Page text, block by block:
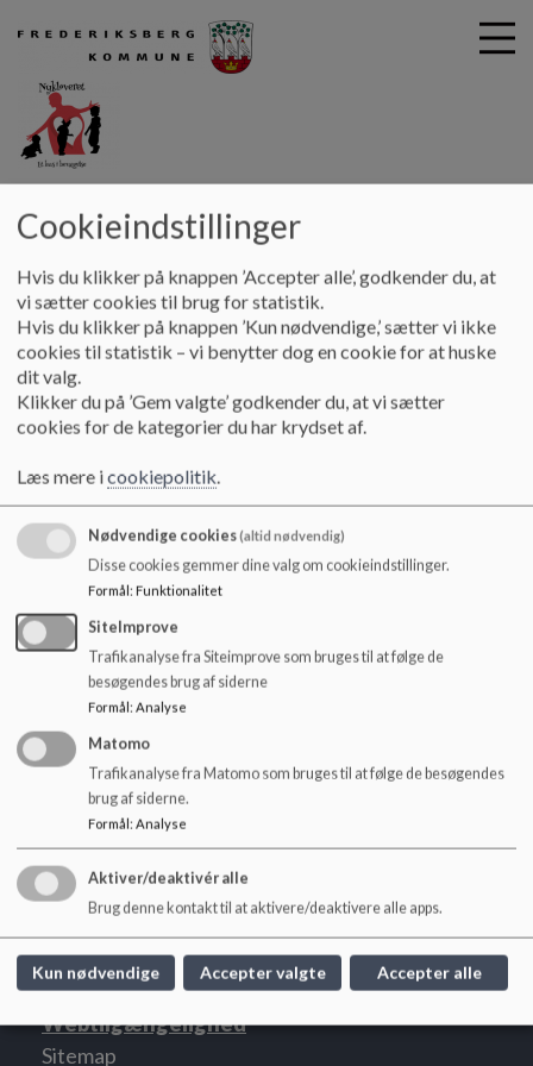
G
Nye forældre Velkommen til nye forældre
Velkommen til nye forældre
Velkommen til Nykløveret
Vi vi gerne tage godt imod jer og sikre os, at I er velinformeret. Derfor
kan I som nye forældre i Nykløveret læse vores velkomstfolder, som
findes her på siden, med praktiske oplysninger, som vil hjælpe jer til en
god tid i institutionen.
Dokumenter
Velkommen i Nykløveret 2026.pdf
Welcome to Nykløveret 2026.pdf
Nykløveret
Nyelandsvej 75, 2000 Frederiksberg
+45 38 21 13 90
EAN NR. 5798009171764
Webtilgængelighed
Sitemap
Cookieindstillinger
Hvis du klikker på knappen ’Accepter alle’, godkender du, at
vi sætter cookies til brug for statistik.
Hvis du klikker på knappen ’Kun nødvendige,’ sætter vi ikke
cookies til statistik – vi benytter dog en cookie for at huske
dit valg.
Klikker du på ’Gem valgte’ godkender du, at vi sætter
cookies for de kategorier du har krydset af.
Læs mere icookiepolitik.
Nødvendige cookies(altid nødvendig)
Disse cookies gemmer dine valg om cookieindstillinger.
Formål: Funktionalitet
SiteImprove
Trafikanalyse fra Siteimprove som bruges til at følge de
besøgendes brug af siderne
Formål: Analyse
Matomo
Trafikanalyse fra Matomo som bruges til at følge de besøgendes
brug af siderne.
Formål: Analyse
Aktiver/deaktivér alle
Brug denne kontakt til at aktivere/deaktivere alle apps.
Kun nødvendige Accepter valgte Accepter alle